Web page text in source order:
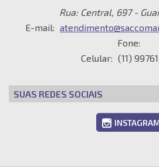
Rua: Central, 697 -
E-mail:
Fone:
Celular: (11)
SUAS REDES SOCIAIS